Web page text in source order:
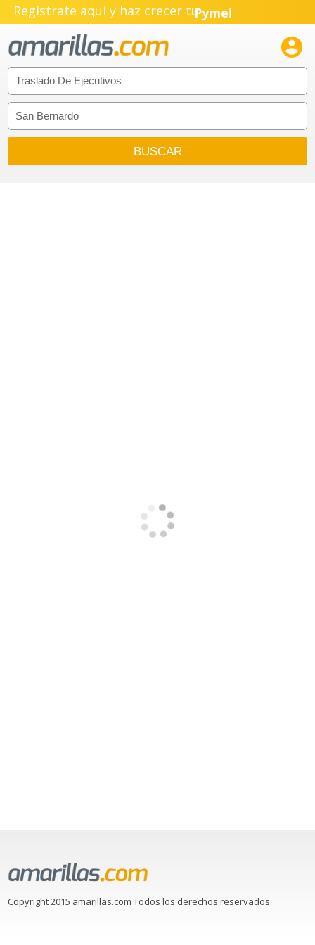
Regístrate aquí y haz crecer tuPyme!
Emprendimiento!

Copyright 2015 amarillas.com Todos los derechos reservados.